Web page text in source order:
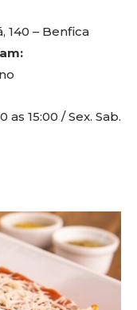
140 – Benfica
as 15:00 / Sex. Sab.